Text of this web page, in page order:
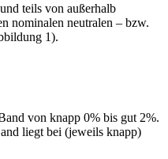
teils von außerhalb
nominalen neutralen – bzw.
1).
von knapp 0% bis gut 2%.
liegt bei (jeweils knapp)